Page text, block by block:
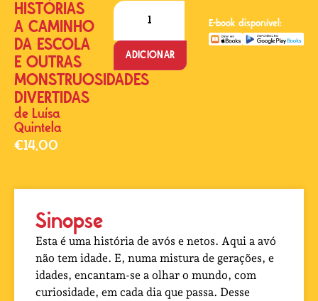
HISTÓRIAS
A CAMINHO
DA ESCOLA
E OUTRAS
MONSTRUOSIDADES
DIVERTIDAS
de Luísa
Quintela
€14,00
ADICIONAR
E-book disponível:
Sinopse
Esta é uma história de avós e netos. Aqui a avó
não tem idade. E, numa mistura de gerações, e
idades, encantam-se a olhar o mundo, com
curiosidade, em cada dia que passa. Desse